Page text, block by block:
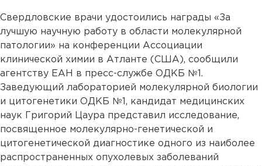
Свердловские врачи удостоились награды «За
лучшую научную работу в области молекулярной
патологии» на конференции Ассоциации
клинической химии в Атланте (США), сообщили
агентству ЕАН в пресс-службе ОДКБ №1.
Заведующий лабораторией молекулярной биологии
и цитогенетики ОДКБ №1, кандидат медицинских
наук Григорий Цаура представил исследование,
посвященное молекулярно-генетической и
цитогенетической диагностике одного из наиболее
распространенных опухолевых заболеваний